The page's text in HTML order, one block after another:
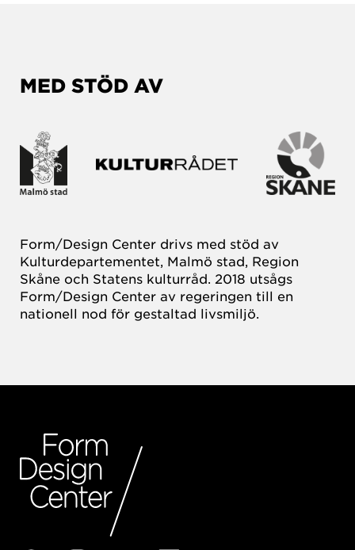
MED STÖD AV
Form/Design Center drivs med stöd av
Kulturdepartementet, Malmö stad, Region
Skåne och Statens kulturråd. 2018 utsågs
Form/Design Center av regeringen till en
nationell nod för gestaltad livsmiljö.